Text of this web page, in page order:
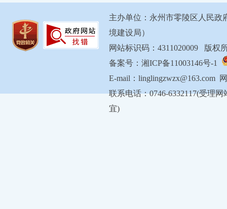
主办单位：永州市零陵区人民
境建设局）
网站标识码：4311020009 版权
备案号：湘ICP备11003146号-1
E-mail：linglingzwzx@163.com
联系电话：0746-6332117(受理
宜)